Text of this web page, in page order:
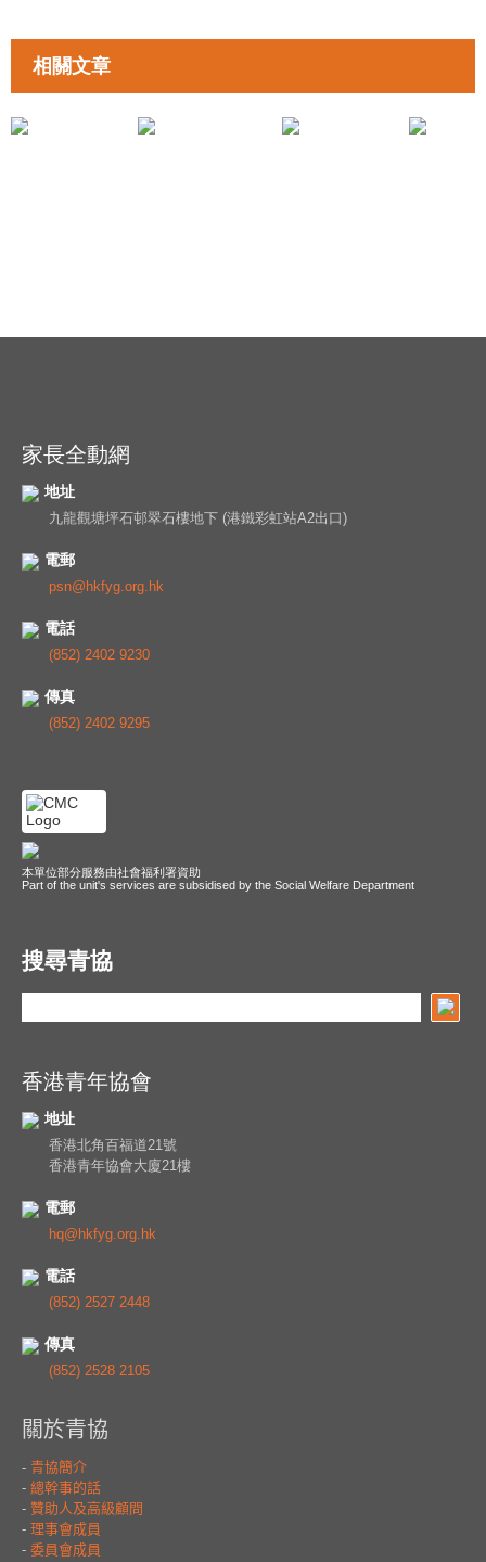
相關文章
拉近親子距離
家長全動網
地址
九龍觀塘坪石邨翠石樓地下 (港鐵彩虹站A2出口)
電郵
psn@hkfyg.org.hk
電話
(852) 2402 9230
傳真
(852) 2402 9295
本單位部分服務由社會福利署資助
Part of the unit's services are subsidised by the Social Welfare Department
搜尋青協
香港青年協會
地址
香港北角百福道21號
香港青年協會大廈21樓
電郵
hq@hkfyg.org.hk
電話
(852) 2527 2448
傳真
(852) 2528 2105